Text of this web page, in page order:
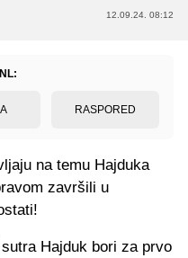
12.09.24. 08:12
RASPORED
na temu Hajduka
završili u
Hajduk bori za prvo